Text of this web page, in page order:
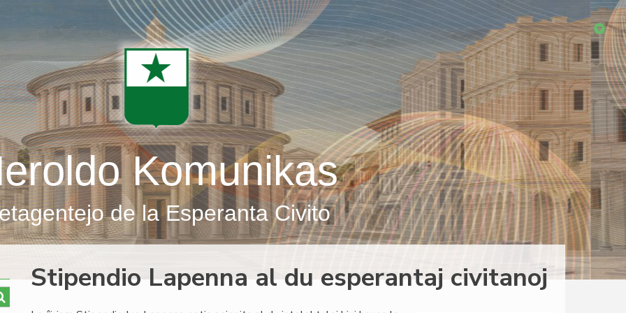
Komunikas
de la Esperanta Civito
Stipendio Lapenna al du esperantaj civitanoj